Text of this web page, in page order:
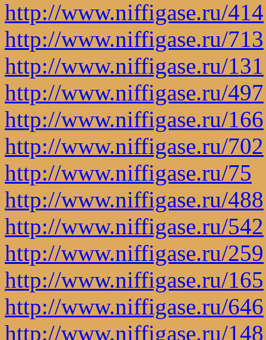
http://www.niffigase.ru/414
http://www.niffigase.ru/713
http://www.niffigase.ru/131
http://www.niffigase.ru/497
http://www.niffigase.ru/166
http://www.niffigase.ru/702
http://www.niffigase.ru/75
http://www.niffigase.ru/488
http://www.niffigase.ru/542
http://www.niffigase.ru/259
http://www.niffigase.ru/165
http://www.niffigase.ru/646
http://www.niffigase.ru/148